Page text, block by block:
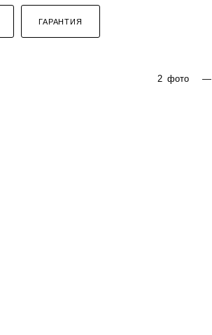
ГАРАНТИЯ
2 фото —